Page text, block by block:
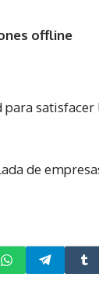
offline
para satisfacer
de